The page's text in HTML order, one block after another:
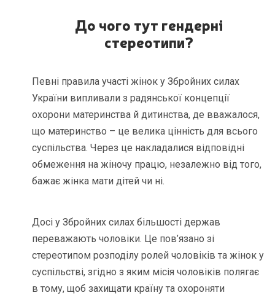
До чого тут гендерні
стереотипи?
Певні правила участі жінок у Збройних силах
України випливали з радянської концепції
охорони материнства й дитинства, де вважалося,
що материнство – це велика цінність для всього
суспільства. Через це накладалися відповідні
обмеження на жіночу працю, незалежно від того,
бажає жінка мати дітей чи ні.
Досі у Збройних силах більшості держав
переважають чоловіки. Це пов’язано зі
стереотипом розподілу ролей чоловіків та жінок у
суспільстві, згідно з яким місія чоловіків полягає
в тому, щоб захищати країну та охороняти